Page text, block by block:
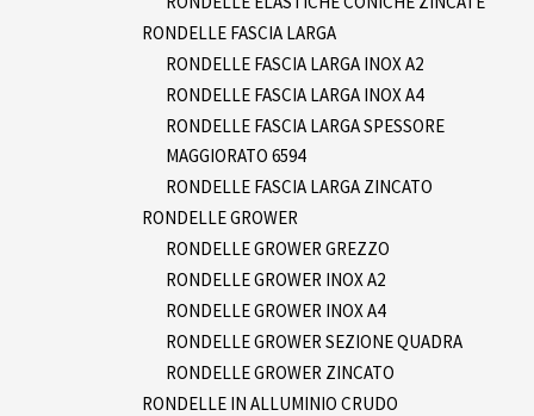
RONDELLE FASCIA LARGA
RONDELLE FASCIA LARGA INOX A2
RONDELLE FASCIA LARGA INOX A4
RONDELLE FASCIA LARGA SPESSORE
MAGGIORATO 6594
RONDELLE FASCIA LARGA ZINCATO
RONDELLE GROWER
RONDELLE GROWER GREZZO
RONDELLE GROWER INOX A2
RONDELLE GROWER INOX A4
RONDELLE GROWER SEZIONE QUADRA
RONDELLE GROWER ZINCATO
RONDELLE IN ALLUMINIO CRUDO